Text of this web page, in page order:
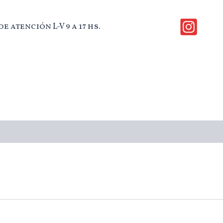
atención L-V 9 a 17 hs.